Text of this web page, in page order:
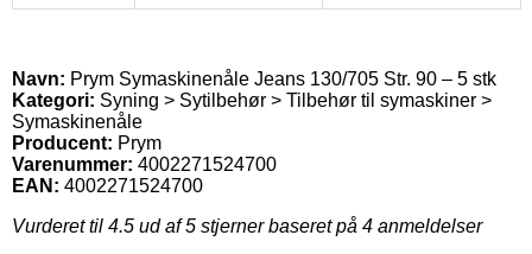
Navn: Prym Symaskinenåle Jeans 130/705 Str. 90 – 5 stk
Kategori: Syning > Sytilbehør > Tilbehør til symaskiner >
Symaskinenåle
Producent: Prym
Varenummer: 4002271524700
EAN: 4002271524700
Vurderet til 4.5 ud af 5 stjerner baseret på 4 anmeldelser